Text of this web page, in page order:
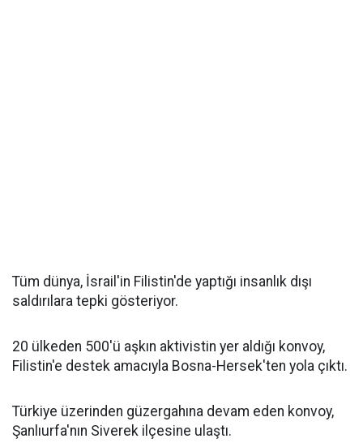
Tüm dünya, İsrail'in Filistin'de yaptığı insanlık dışı
saldırılara tepki gösteriyor.
20 ülkeden 500'ü aşkın aktivistin yer aldığı konvoy,
Filistin'e destek amacıyla Bosna-Hersek'ten yola çıktı.
Türkiye üzerinden güzergahına devam eden konvoy,
Şanlıurfa'nın Siverek ilçesine ulaştı.